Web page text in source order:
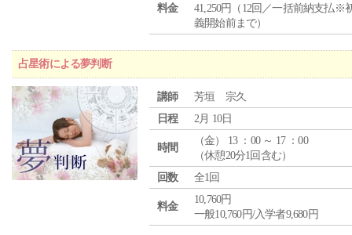
料金
41,250円（12回／一括前納支払※
義開始前まで）
占星術による夢判断
講師
芳垣 宗久
日程
2月 10日
時間
（金） 13 ：00 ～ 17 ：00
（休憩20分1回含む）
回数
全1回
料金
10,760円
一般10,760円/入学者9,680円